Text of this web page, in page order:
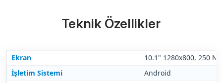
Teknik Özellikler
Ekran
10.1" 1280x800, 250
İşletim Sistemi
Android